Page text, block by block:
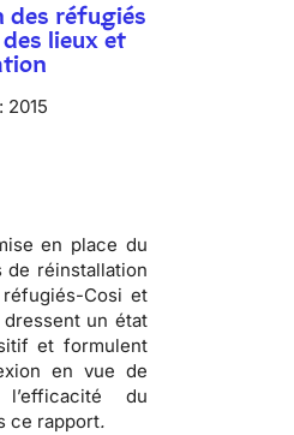
des réfugiés
lieux et
2015
en place du
de réinstallation
Cosi et
un état
et formulent
en vue de
l’efficacité du
ce rapport.